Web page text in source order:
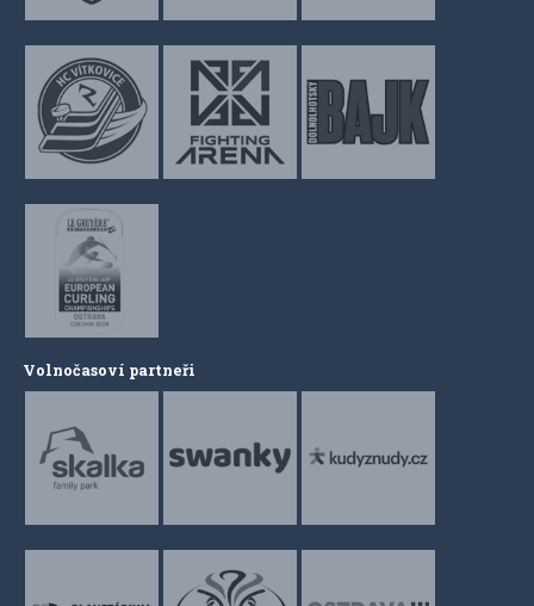
Volnočasoví partneři